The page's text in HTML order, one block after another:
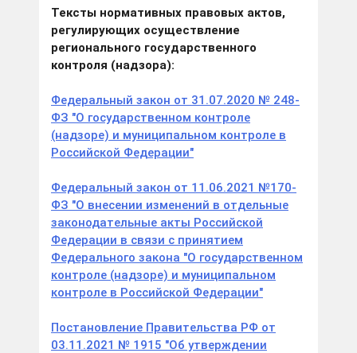
Тексты нормативных правовых актов,
регулирующих осуществление
регионального государственного
контроля (надзора):
Федеральный закон от 31.07.2020 № 248-
ФЗ "О государственном контроле
(надзоре) и муниципальном контроле в
Российской Федерации"
Федеральный закон от 11.06.2021 №170-
ФЗ "О внесении изменений в отдельные
законодательные акты Российской
Федерации в связи с принятием
Федерального закона "О государственном
контроле (надзоре) и муниципальном
контроле в Российской Федерации"
Постановление Правительства РФ от
03.11.2021 № 1915 "Об утверждении